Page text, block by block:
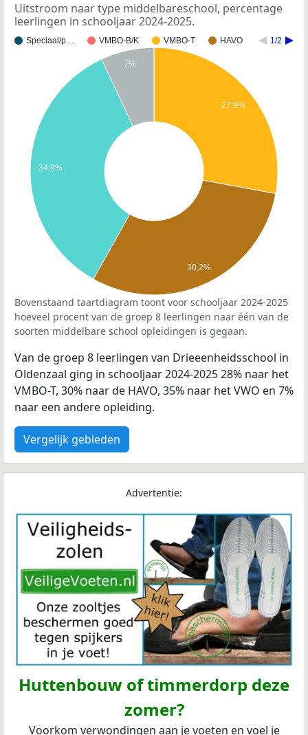
Uitstroom naar type middelbareschool, percentage
leerlingen in schooljaar 2024-2025.
Speciaal/p… VMBO-B/K VMBO-T HAVO 1/2
27,9%
7%
34,9%
30,2%
Bovenstaand taartdiagram toont voor schooljaar 2024-2025
hoeveel procent van de groep 8 leerlingen naar één van de
soorten middelbare school opleidingen is gegaan.
Van de groep 8 leerlingen van Drieeenheidsschool in
Oldenzaal ging in schooljaar 2024-2025 28% naar het
VMBO-T, 30% naar de HAVO, 35% naar het VWO en 7%
naar een andere opleiding.
Vergelijk gebieden
Advertentie:
Huttenbouw of timmerdorp deze
zomer?
Voorkom verwondingen aan je voeten en voel je